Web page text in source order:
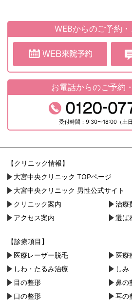
WEBからのご予約
お電話からのご予約
受付時間：9:30〜18:00（土日
【クリニック情報】
大宮中央クリニック TOPページ
大宮中央クリニック 男性公式サイト
クリニック案内
治療
アクセス案内
選ば
【診療項目】
医療レーザー脱毛
医療
しわ・たるみ治療
しみ
目の整形
鼻の
口の整形
耳の